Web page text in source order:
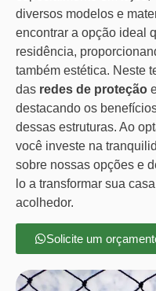
diversos modelos e
encontrar a opção ideal
residência,
também estética. Neste
das redes de proteção
destacando os
dessas estruturas. Ao
você investe na
sobre nossas opções e
lo a transformar sua
acolhedor.
Solicite um